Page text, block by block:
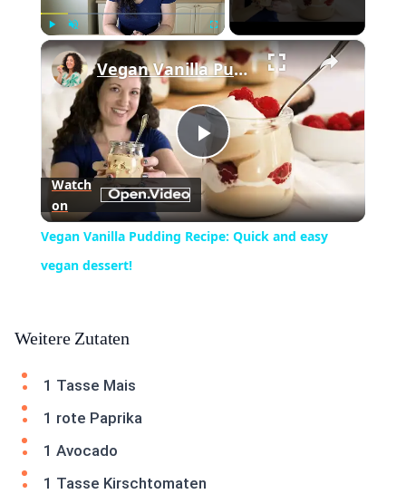
Play Fullscreen ×
Play
Video
Vegan Vanilla Pudding Recipe: Quick and easy vegan dessert!
Watch
on
Vegan Vanilla Pudding Recipe: Quick and easy
vegan dessert!
Weitere Zutaten
1 Tasse Mais
1 rote Paprika
1 Avocado
1 Tasse Kirschtomaten